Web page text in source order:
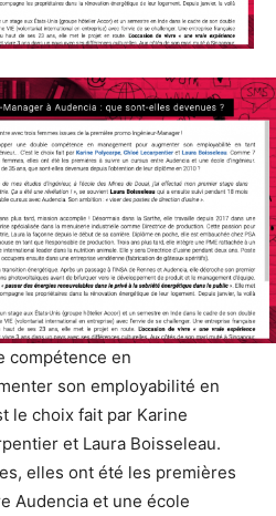
compétence en
son employabilité en
le choix fait par Karine
et Laura Boisseleau.
elles ont été les premières
Audencia et une école